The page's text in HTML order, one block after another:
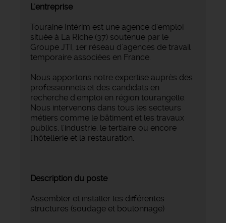
L'entreprise
Touraine Intérim est une agence d'emploi
située à La Riche (37) soutenue par le
Groupe JTI, 1er réseau d'agences de travail
temporaire associées en France.
Nous apportons notre expertise auprès des
professionnels et des candidats en
recherche d'emploi en région tourangelle.
Nous intervenons dans tous les secteurs
métiers comme le bâtiment et les travaux
publics, l'industrie, le tertiaire ou encore
l'hôtellerie et la restauration.
Description du poste
Assembler et installer les différentes
structures (soudage et boulonnage)